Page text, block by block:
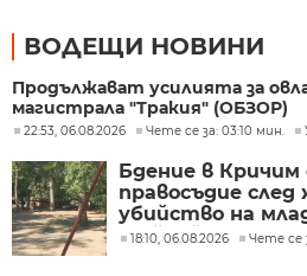
ВОДЕЩИ НОВИНИ
Продължават усилията за
магистрала "Тракия" (ОБЗОР)
22:53, 06.08.2026 Чете се за: 03:10 мин.
Бдение в Кричим
правосъдие
убийство на
тийнейджъри
18:10, 06.08.2026 Чете се